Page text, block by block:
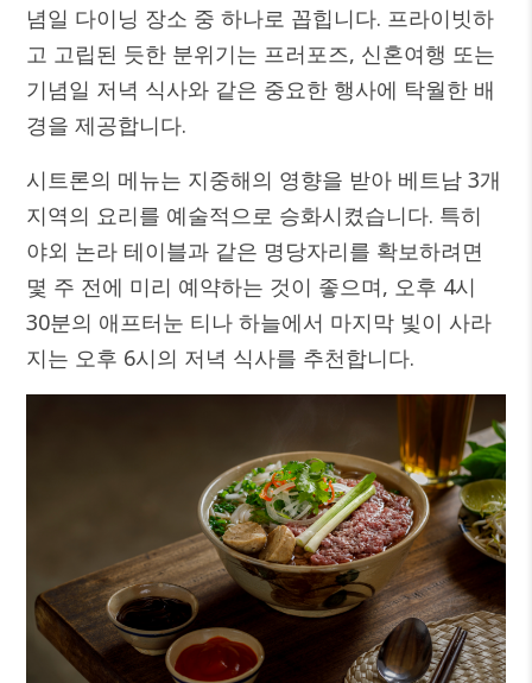
념일 다이닝 장소 중 하나로 꼽힙니다. 프라이빗하
고 고립된 듯한 분위기는 프러포즈, 신혼여행 또는
기념일 저녁 식사와 같은 중요한 행사에 탁월한 배
경을 제공합니다.
시트론의 메뉴는 지중해의 영향을 받아 베트남 3개
지역의 요리를 예술적으로 승화시켰습니다. 특히
야외 논라 테이블과 같은 명당자리를 확보하려면
몇 주 전에 미리 예약하는 것이 좋으며, 오후 4시
30분의 애프터눈 티나 하늘에서 마지막 빛이 사라
지는 오후 6시의 저녁 식사를 추천합니다.